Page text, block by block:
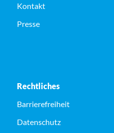
Kontakt
Presse
Rechtliches
Barrierefreiheit
Datenschutz